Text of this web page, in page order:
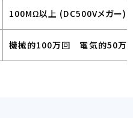
100MΩ以上 (DC500Vメガー)
機械的100万回 電気的50万